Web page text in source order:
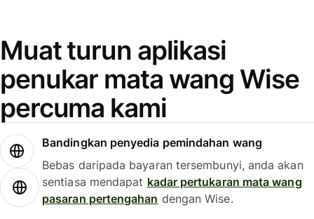
Muat turun aplikasi
penukar mata wang Wise
percuma kami
Bandingkan penyedia pemindahan wang
Bebas daripada bayaran tersembunyi, anda akan
sentiasa mendapat kadar pertukaran mata wang
pasaran pertengahan dengan Wise.